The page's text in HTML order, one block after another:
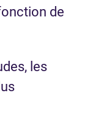
de
les